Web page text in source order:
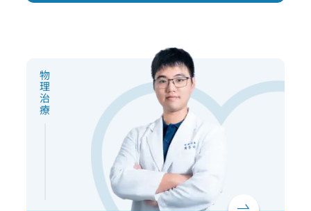
物理治療